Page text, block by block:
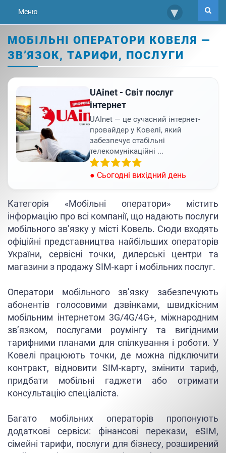
Меню ▾
МОБІЛЬНІ ОПЕРАТОРИ КОВЕЛЯ —
ЗВ’ЯЗОК, ТАРИФИ, ПОСЛУГИ
UAinet - Світ послуг
інтернет
UAInet — це сучасний інтернет-
провайдер у Ковелі, який
забезпечує стабільні
телекомунікаційні ...
● Сьогодні вихідний день
Категорія «Мобільні оператори» містить
інформацію про всі компанії, що надають послуги
мобільного зв’язку у місті Ковель. Сюди входять
офіційні представництва найбільших операторів
України, сервісні точки, дилерські центри та
магазини з продажу SIM-карт і мобільних послуг.
Оператори мобільного зв’язку забезпечують
абонентів голосовими дзвінками, швидкісним
мобільним інтернетом 3G/4G/4G+, міжнародним
зв’язком, послугами роумінгу та вигідними
тарифними планами для спілкування і роботи. У
Ковелі працюють точки, де можна підключити
контракт, відновити SIM-карту, змінити тариф,
придбати мобільні гаджети або отримати
консультацію спеціаліста.
Багато мобільних операторів пропонують
додаткові сервіси: фінансові перекази, eSIM,
сімейні тарифи, послуги для бізнесу, розширений